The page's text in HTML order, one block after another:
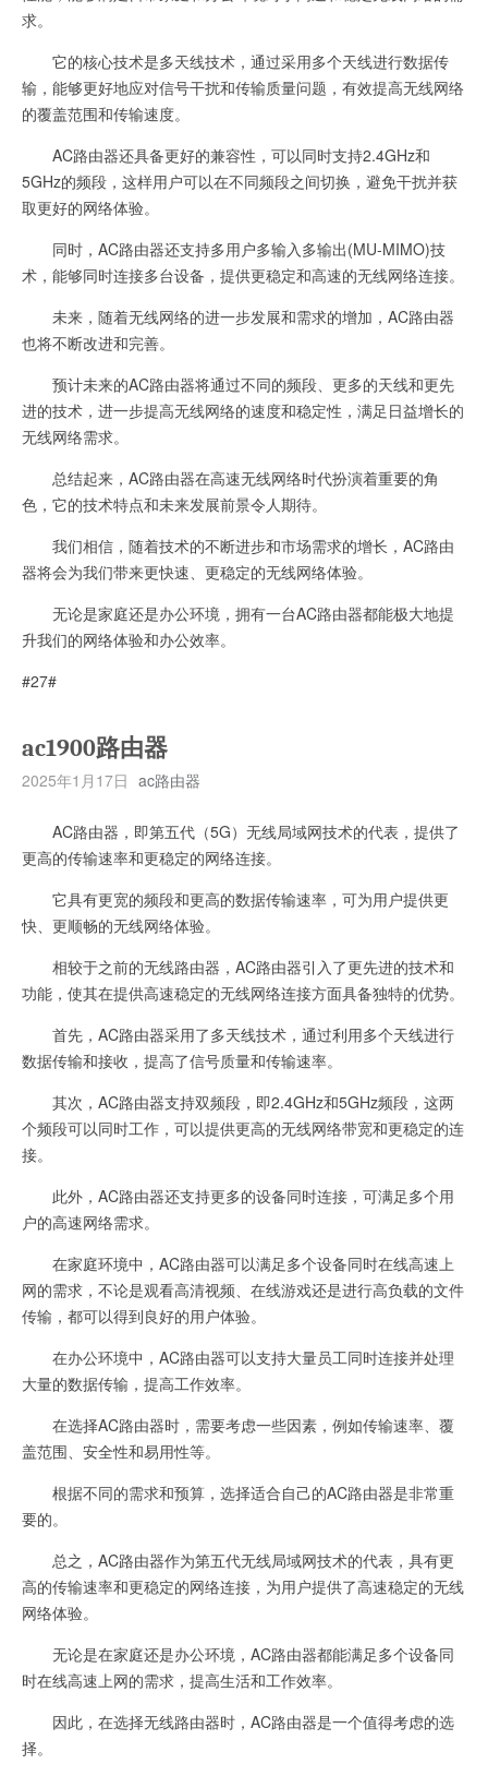
求。
它的核心技术是多天线技术，通过采用多个天线进行数据传
输，能够更好地应对信号干扰和传输质量问题，有效提高无线网络
的覆盖范围和传输速度。
AC路由器还具备更好的兼容性，可以同时支持2.4GHz和
5GHz的频段，这样用户可以在不同频段之间切换，避免干扰并获
取更好的网络体验。
同时，AC路由器还支持多用户多输入多输出(MU-MIMO)技
术，能够同时连接多台设备，提供更稳定和高速的无线网络连接。
未来，随着无线网络的进一步发展和需求的增加，AC路由器
也将不断改进和完善。
预计未来的AC路由器将通过不同的频段、更多的天线和更先
进的技术，进一步提高无线网络的速度和稳定性，满足日益增长的
无线网络需求。
总结起来，AC路由器在高速无线网络时代扮演着重要的角
色，它的技术特点和未来发展前景令人期待。
我们相信，随着技术的不断进步和市场需求的增长，AC路由
器将会为我们带来更快速、更稳定的无线网络体验。
无论是家庭还是办公环境，拥有一台AC路由器都能极大地提
升我们的网络体验和办公效率。
#27#
ac1900路由器
2025年1月17日 ac路由器
AC路由器，即第五代（5G）无线局域网技术的代表，提供了
更高的传输速率和更稳定的网络连接。
它具有更宽的频段和更高的数据传输速率，可为用户提供更
快、更顺畅的无线网络体验。
相较于之前的无线路由器，AC路由器引入了更先进的技术和
功能，使其在提供高速稳定的无线网络连接方面具备独特的优势。
首先，AC路由器采用了多天线技术，通过利用多个天线进行
数据传输和接收，提高了信号质量和传输速率。
其次，AC路由器支持双频段，即2.4GHz和5GHz频段，这两
个频段可以同时工作，可以提供更高的无线网络带宽和更稳定的连
接。
此外，AC路由器还支持更多的设备同时连接，可满足多个用
户的高速网络需求。
在家庭环境中，AC路由器可以满足多个设备同时在线高速上
网的需求，不论是观看高清视频、在线游戏还是进行高负载的文件
传输，都可以得到良好的用户体验。
在办公环境中，AC路由器可以支持大量员工同时连接并处理
大量的数据传输，提高工作效率。
在选择AC路由器时，需要考虑一些因素，例如传输速率、覆
盖范围、安全性和易用性等。
根据不同的需求和预算，选择适合自己的AC路由器是非常重
要的。
总之，AC路由器作为第五代无线局域网技术的代表，具有更
高的传输速率和更稳定的网络连接，为用户提供了高速稳定的无线
网络体验。
无论是在家庭还是办公环境，AC路由器都能满足多个设备同
时在线高速上网的需求，提高生活和工作效率。
因此，在选择无线路由器时，AC路由器是一个值得考虑的选
择。